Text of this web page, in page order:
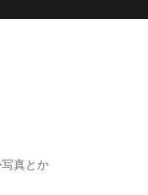
真とか